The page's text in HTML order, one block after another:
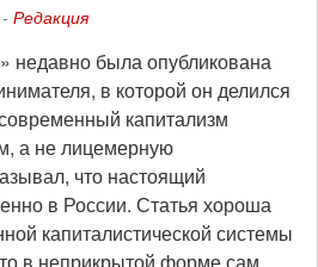
Редакция
недавно была опубликована
в которой он делился
капитализм
а не лицемерную
что настоящий
в России. Статья хороша
капиталистической системы